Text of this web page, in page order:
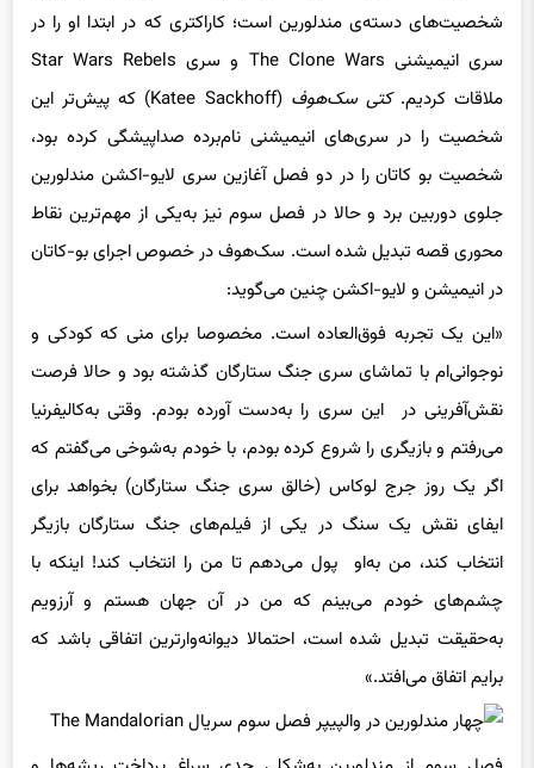
شخصیت‌های دسته‌ی مندلورین است؛ کاراکتری که در ابتدا او را در
سری انیمیشنی The Clone Wars و سری Star Wars Rebels
ملاقات کردیم.کتی سک‌هوف
(Katee Sackhoff) که پیش‌تر این
شخصیت را در سری‌های انیمیشنی نام‌برده صداپیشگی کرده بود،
شخصیت بو کاتان را در دو فصل آغازین سری لایو-اکشن مندلورین
جلوی دوربین برد و حالا در فصل سوم نیز به‌یکی از مهم‌ترین نقاط
محوری قصه تبدیل شده است. سک‌هوف در خصوص اجرای بو-کاتان
در انیمیشن و لایو-اکشن چنین می‌گوید:
«این یک تجربه فوق‌العاده است. مخصوصا برای منی که کودکی و
نوجوانی‌ام با تماشای سری جنگ ستارگان گذشته بود و حالا فرصت
نقش‌آفرینی در این سری را به‌دست آورده بودم. وقتی به‌کالیفرنیا
می‌رفتم و بازیگری را شروع کرده بودم، با خودم به‌شوخی می‌گفتم که
اگر یک روز جرج لوکاس (خالق سری جنگ ستارگان) بخواهد برای
ایفای نقش یک سنگ در یکی از فیلم‌های جنگ ستارگان بازیگر
انتخاب کند، من به‌او پول می‌دهم تا من را انتخاب کند! اینکه با
چشم‌های خودم می‌بینم که من در آن جهان هستم و آرزویم
به‌حقیقت تبدیل شده است، احتمالا دیوانه‌وارترین اتفاقی باشد که
برایم اتفاق می‌افتد.»